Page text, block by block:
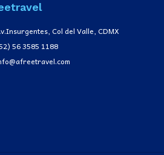
Col del Valle, CDMX
56 3585 1188